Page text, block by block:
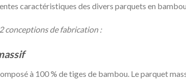
caractéristiques des divers parquets en bambou.
conceptions de fabrication :
à 100 % de tiges de bambou. Le parquet